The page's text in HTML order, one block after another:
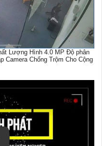
Lượng Hình 4.0 MP Độ phân
Camera Chống Trộm Cho Cộng